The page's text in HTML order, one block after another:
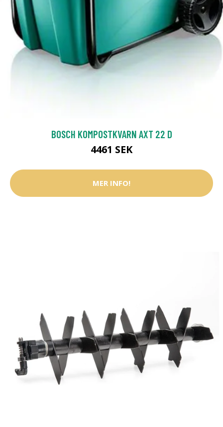
BOSCH KOMPOSTKVARN AXT 22 D
4461 SEK
MER INFO!